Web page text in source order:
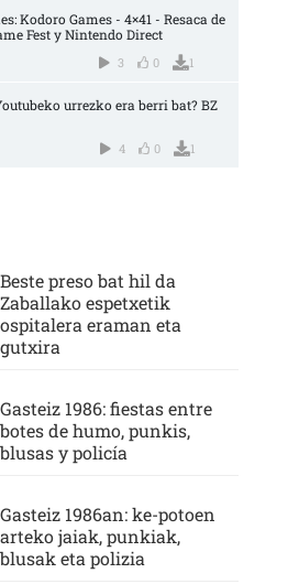
Kodoro Games - 4×41 - Resaca de
Fest y Nintendo Direct
3 0 1
urrezko era berri bat? BZ
4 0 1
Beste preso bat hil da
Zaballako espetxetik
ospitalera eraman eta
gutxira
Gasteiz 1986: fiestas entre
botes de humo, punkis,
blusas y policía
Gasteiz 1986an: ke-potoen
arteko jaiak, punkiak,
blusak eta polizia